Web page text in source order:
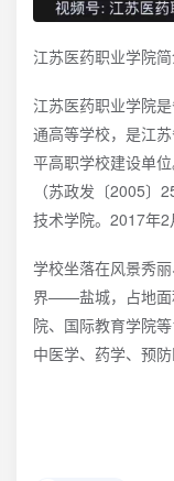
江苏医药职业学院
江苏医药职业学院
通高等学校，是江
平高职学校建设单
（苏政发〔2005〕
技术学院。2017年2
学校坐落在风景秀
界——盐城，占地面
院、国际教育学院
中医学、药学、预